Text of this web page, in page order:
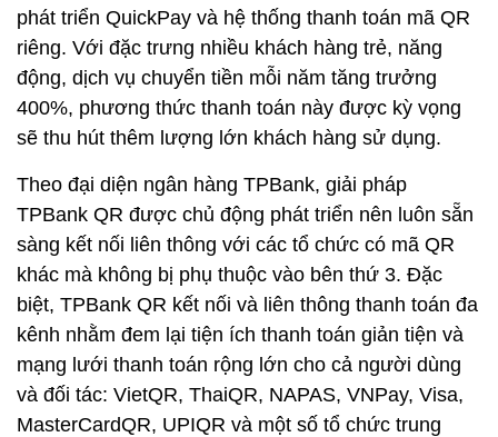
phát triển QuickPay và hệ thống thanh toán mã QR
riêng. Với đặc trưng nhiều khách hàng trẻ, năng
động, dịch vụ chuyển tiền mỗi năm tăng trưởng
400%, phương thức thanh toán này được kỳ vọng
sẽ thu hút thêm lượng lớn khách hàng sử dụng.
Theo đại diện ngân hàng TPBank, giải pháp
TPBank QR được chủ động phát triển nên luôn sẵn
sàng kết nối liên thông với các tổ chức có mã QR
khác mà không bị phụ thuộc vào bên thứ 3. Đặc
biệt, TPBank QR kết nối và liên thông thanh toán đa
kênh nhằm đem lại tiện ích thanh toán giản tiện và
mạng lưới thanh toán rộng lớn cho cả người dùng
và đối tác: VietQR, ThaiQR, NAPAS, VNPay, Visa,
MasterCardQR, UPIQR và một số tổ chức trung